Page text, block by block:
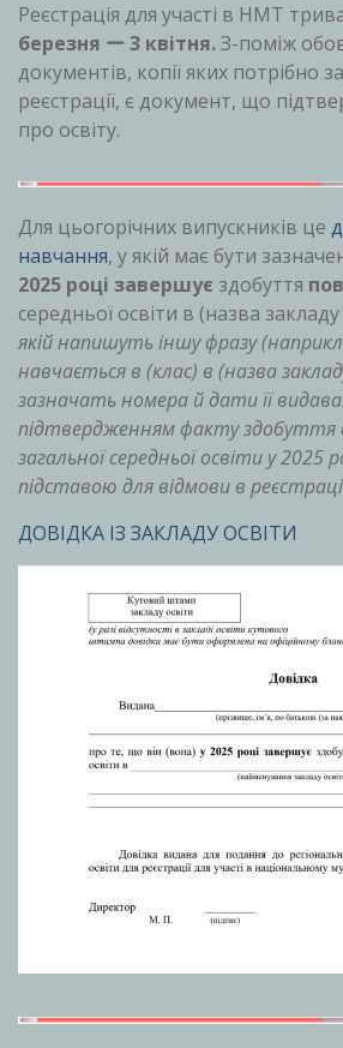
Реєстрація для участі в НМТ
березня ー 3 квітня.З-поміж
документів, копії яких потрібно
реєстрації, є документ, що
про освіту.
Для цьогорічних випускників це
навчання, у якій має бути
2025 році завершує здобуття
середньої освіти в (назва
якій напишуть іншу фразу
навчається в (клас) в (назва
зазначать номера й дати її
підтвердженням факту здобуття
загальної середньої освіти у 2025
підставою для відмови в
ДОВІДКА ІЗ ЗАКЛАДУ ОСВІТИ